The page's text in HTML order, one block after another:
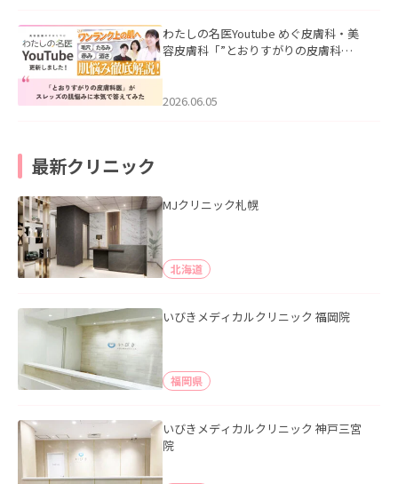
わたしの名医Youtube めぐ皮膚科・美
容皮膚科「”とおりすがりの皮膚科
2026.06.05
最新クリニック
MJクリニック札幌
北海道
いびきメディカルクリニック 福岡院
福岡県
いびきメディカルクリニック 神戸三宮
院